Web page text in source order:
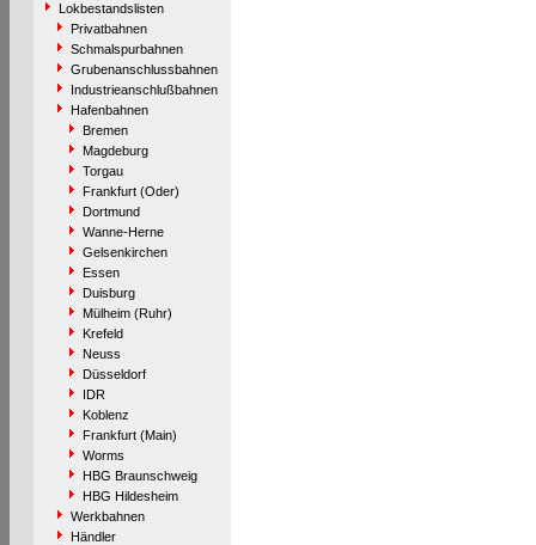
Lokbestandslisten
Privatbahnen
Schmalspurbahnen
Grubenanschlussbahnen
Industrieanschlußbahnen
Hafenbahnen
Bremen
Magdeburg
Torgau
Frankfurt (Oder)
Dortmund
Wanne-Herne
Gelsenkirchen
Essen
Duisburg
Mülheim (Ruhr)
Krefeld
Neuss
Düsseldorf
IDR
Koblenz
Frankfurt (Main)
Worms
HBG Braunschweig
HBG Hildesheim
Werkbahnen
Händler